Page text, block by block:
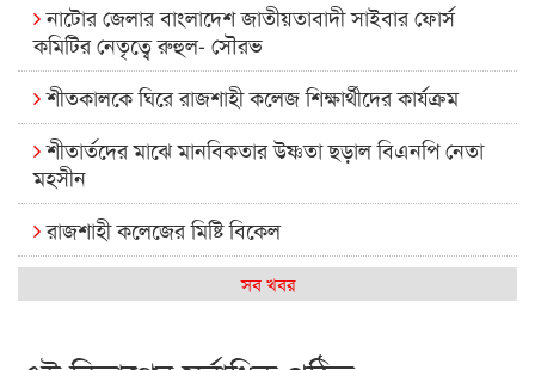
নাটোর জেলার বাংলাদেশ জাতীয়তাবাদী সাইবার ফোর্স
কমিটির নেতৃত্বে রুহুল- সৌরভ
শীতকালকে ঘিরে রাজশাহী কলেজ শিক্ষার্থীদের কার্যক্রম
শীতার্তদের মাঝে মানবিকতার উষ্ণতা ছড়াল বিএনপি নেতা
মহসীন
রাজশাহী কলেজের মিষ্টি বিকেল
কেমন আছে আমাদের দেশের মধ্যবিত্তরা
সব খবর